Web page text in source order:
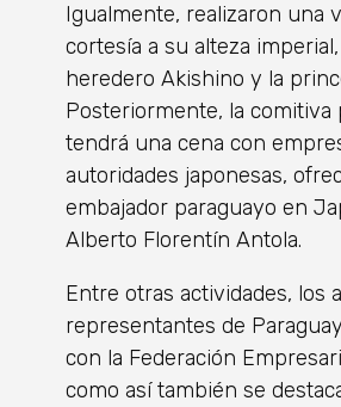
Igualmente, realizaron una
cortesía a su alteza
heredero Akishino y la
Posteriormente, la comitiva
tendrá una cena con
autoridades japonesas,
embajador paraguayo en
Alberto Florentín Antola.
Entre otras actividades, los
representantes de
con la Federación
como así también se